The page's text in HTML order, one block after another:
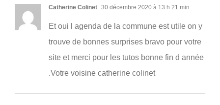
Catherine Colinet 30 décembre 2020 à 13 h 21 min
Et oui l agenda de la commune est utile on y
trouve de bonnes surprises bravo pour votre
site et merci pour les tutos bonne fin d année
.Votre voisine catherine colinet